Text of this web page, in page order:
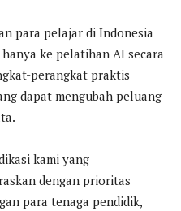
para pelajar di Indonesia
ke pelatihan AI secara
perangkat praktis
dapat mengubah peluang
kami yang
dengan prioritas
para tenaga pendidik,